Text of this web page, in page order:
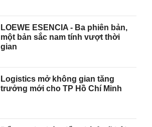
LOEWE ESENCIA - Ba phiên bản,
một bản sắc nam tính vượt thời
gian
Logistics mở không gian tăng
trưởng mới cho TP Hồ Chí Minh